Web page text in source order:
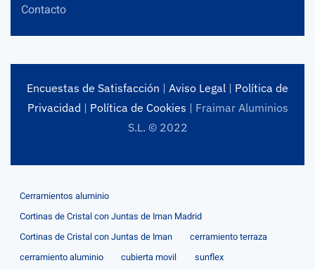
Contacto
Encuestas de Satisfacción | Aviso Legal | Política de
Privacidad | Política de Cookies | Fraimar Aluminios
S.L. © 2022
Cerramientos aluminio
Cortinas de Cristal con Juntas de Iman Madrid
Cortinas de Cristal con Juntas de Iman
cerramiento terraza
cerramiento aluminio
cubierta movil
sunflex